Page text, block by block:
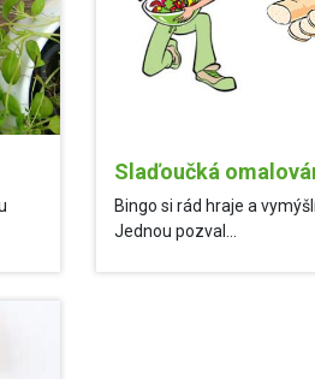
Slaďoučká
Bingo si rád hraje a
Jednou pozval...